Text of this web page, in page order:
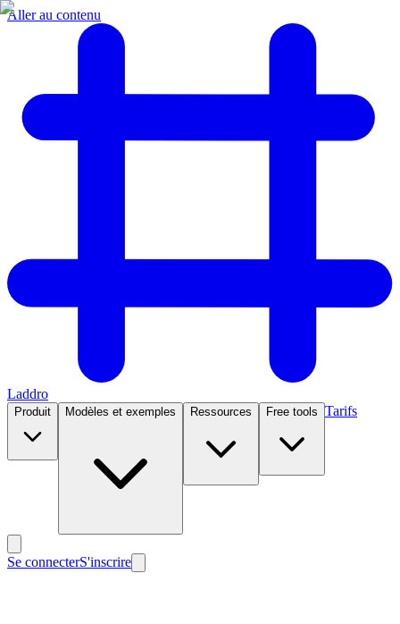
Aller au contenu
Laddro
Produit Modèles et exemples Ressources Free tools Tarifs
Se connecterS'inscrire